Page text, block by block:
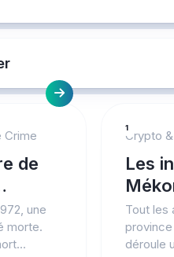
Crime
de
une
morte.
1
Crypto
Les
Tout les
déroule